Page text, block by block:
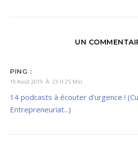
UN
PING :
19 Août 2019 À 23 H 25 Min
14 podcasts à écouter d'urgence !
Entrepreneuriat...)